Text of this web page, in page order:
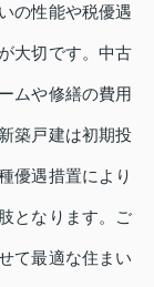
の性能や税優遇
大切です。中古
ムや修繕の費用
築戸建は初期投
優遇措置により
となります。ご
て最適な住まい